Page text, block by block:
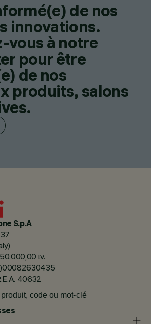
de nos
innovations.
vous à notre
pour être
de nos
produits, salons
S.p.A
i.v.
40632